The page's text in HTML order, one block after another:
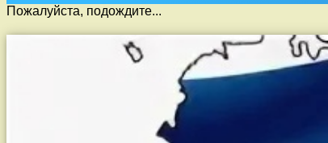
Пожалуйста, подождите...